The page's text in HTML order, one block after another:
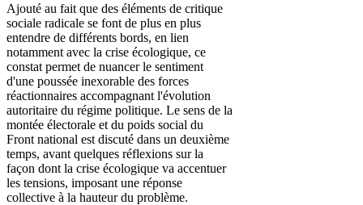
Ajouté au fait que des éléments de critique
sociale radicale se font de plus en plus
entendre de différents bords, en lien
notamment avec la crise écologique, ce
constat permet de nuancer le sentiment
d'une poussée inexorable des forces
réactionnaires accompagnant l'évolution
autoritaire du régime politique. Le sens de la
montée électorale et du poids social du
Front national est discuté dans un deuxième
temps, avant quelques réflexions sur la
façon dont la crise écologique va accentuer
les tensions, imposant une réponse
collective à la hauteur du problème.